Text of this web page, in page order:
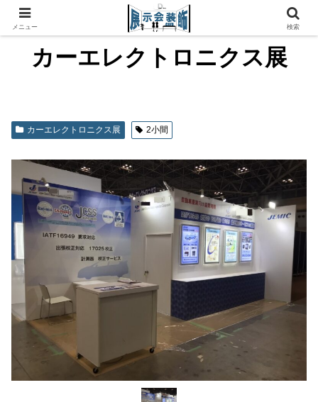
カーエレクトロニクス展
カーエレクトロニクス展 2小間
メニュー 検索